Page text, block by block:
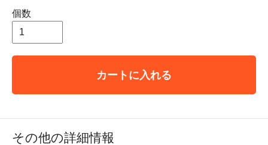
個数
カートに入れる
その他の詳細情報